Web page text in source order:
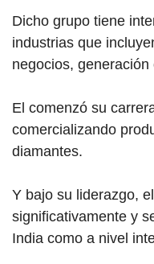
Dicho grupo tiene
industrias que
negocios,
El comenzó su
comercializando
diamantes.
Y bajo su liderazgo, el
significativamente y
India como a nivel